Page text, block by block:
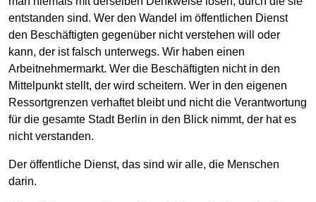
entstanden sind. Wer den Wandel im öffentlichen Dienst
den Beschäftigten gegenüber nicht verstehen will oder
kann, der ist falsch unterwegs. Wir haben einen
Arbeitnehmermarkt. Wer die Beschäftigten nicht in den
Mittelpunkt stellt, der wird scheitern. Wer in den eigenen
Ressortgrenzen verhaftet bleibt und nicht die Verantwortung
für die gesamte Stadt Berlin in den Blick nimmt, der hat es
nicht verstanden.
Der öffentliche Dienst, das sind wir alle, die Menschen
darin.